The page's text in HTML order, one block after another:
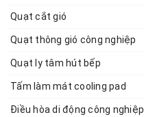
Quạt cắt gió
Quạt thông gió công nghiệp
Quạt ly tâm hút bếp
Tấm làm mát cooling pad
Điều hòa di động công nghiệp